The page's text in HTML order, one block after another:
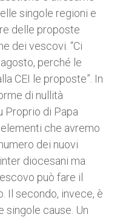
singole regioni e
delle proposte
dei vescovi. “Ci
perché le
CEI le proposte”. In
di nullità
Proprio di Papa
che avremo
dei nuovi
diocesani ma
può fare il
Il secondo, invece, è
cause. Un